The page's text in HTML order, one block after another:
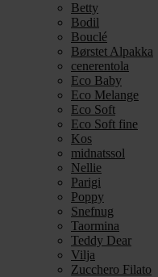
Betty
Bodil
Bouclé
Børstet Alpakka
cenerentola
Eco Baby
Eco Melange
Eco Soft
Eco Soft fine
Kos
midnatssol
Nellie
Parigi
Poppy
Snefnug
Taormina
Teddy Dear
Vilja
Zucchero Filato